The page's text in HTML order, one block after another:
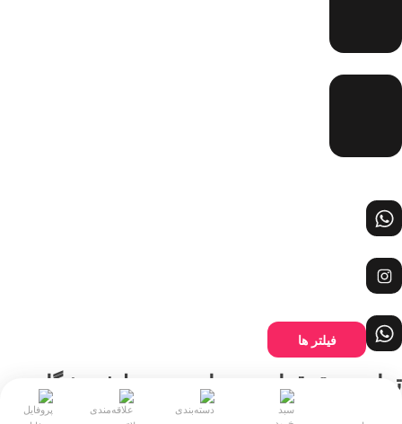
فیلتر ها
تمامی حقوق این وبسایت توسط فروشگاه
رادمان محفوظ است.